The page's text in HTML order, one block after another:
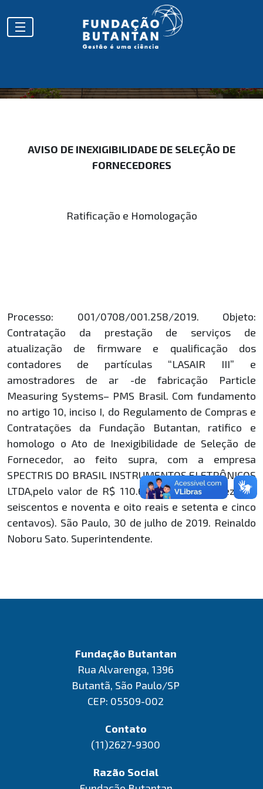
HOMOLOGAÇÕES
AVISO DE INEXIGIBILIDADE DE SELEÇÃO DE
FORNECEDORES
Ratificação e Homologação
Processo: 001/0708/001.258/2019. Objeto:
Contratação da prestação de serviços de
atualização de firmware e qualificação dos
contadores de partículas “LASAIR III” e
amostradores de ar -de fabricação Particle
Measuring Systems– PMS Brasil. Com fundamento
no artigo 10, inciso I, do Regulamento de Compras e
Contratações da Fundação Butantan, ratifico e
homologo o Ato de Inexigibilidade de Seleção de
Fornecedor, ao feito supra, com a empresa
SPECTRIS DO BRASIL INSTRUMENTOS ELETRÔNICOS
LTDA,pelo valor de R$ 110.698,75 (cento e dez mil,
seiscentos e noventa e oito reais e setenta e cinco
centavos). São Paulo, 30 de julho de 2019. Reinaldo
Noboru Sato. Superintendente.
Fundação Butantan
Rua Alvarenga, 1396
Butantã, São Paulo/SP
CEP: 05509-002
Contato
(11)2627-9300
Razão Social